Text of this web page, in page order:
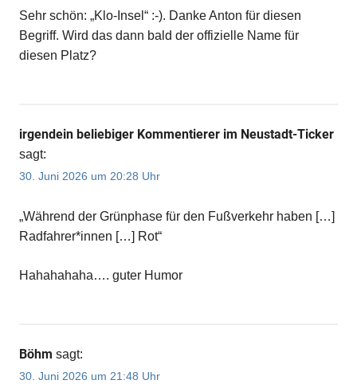
Sehr schön: „Klo-Insel“ :-). Danke Anton für diesen
Begriff. Wird das dann bald der offizielle Name für
diesen Platz?
irgendein beliebiger Kommentierer im Neustadt-Ticker
sagt:
30. Juni 2026 um 20:28 Uhr
„Während der Grünphase für den Fußverkehr haben […]
Radfahrer*innen […] Rot“
Hahahahaha…. guter Humor
Böhm sagt:
30. Juni 2026 um 21:48 Uhr